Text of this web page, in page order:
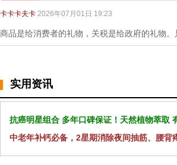
卡卡卡夫卡 2026年07月01日 19:23
商品是给消费者的礼物，关税是给政府的礼物
实用资讯
抗癌明星组合 多年口碑保证！天然植物萃取
中老年补钙必备，2星期消除夜间抽筋、腰背